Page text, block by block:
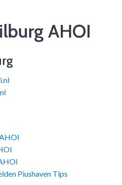
AHOI
Piushaven Tips